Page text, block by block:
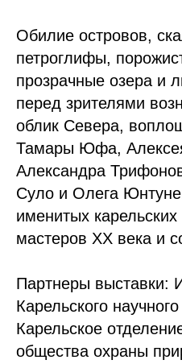
Обилие островов,
петроглифы,
прозрачные озера и
перед зрителями
облик Севера,
Тамары Юфа,
Александра
Суло и Олега
именитых карельских
мастеров XX века и
Партнеры выставки:
Карельского
Карельское
общества охраны